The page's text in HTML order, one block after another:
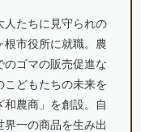
人たちに見守られの
根市役所に就職。農
のゴマの販売促進な
こどもたちの未来を
農商」を創設。自
界一の商品を生み出